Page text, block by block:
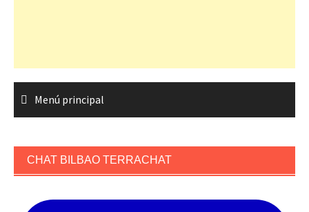
Menú principal
CHAT BILBAO TERRACHAT